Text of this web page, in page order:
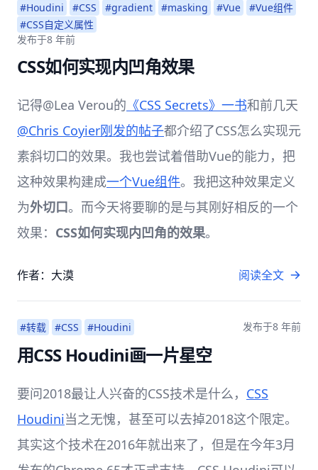
#Houdini #CSS #gradient #masking #Vue
#Vue组件
#CSS自定义属性
发布于8 年前
CSS如何实现内凹角效果
记得@Lea Verou的 《CSS Secrets》一书和前几天
@Chris Coyier刚发的帖子都介绍了CSS怎么实现元
素斜切口的效果。我也尝试着借助Vue的能力，把
这种效果构建成一个Vue组件。我把这种效果定义
为外切口。而今天将要聊的是与其刚好相反的一个
效果： CSS如何实现内凹角的效果。
作者：大漠 阅读全文
#转载 #CSS #Houdini 发布于8 年前
用CSS Houdini画一片星空
要问2018最让人兴奋的CSS技术是什么， CSS
Houdini当之无愧，甚至可以去掉2018这个限定。
其实这个技术在2016年就出来了，但是在今年3月